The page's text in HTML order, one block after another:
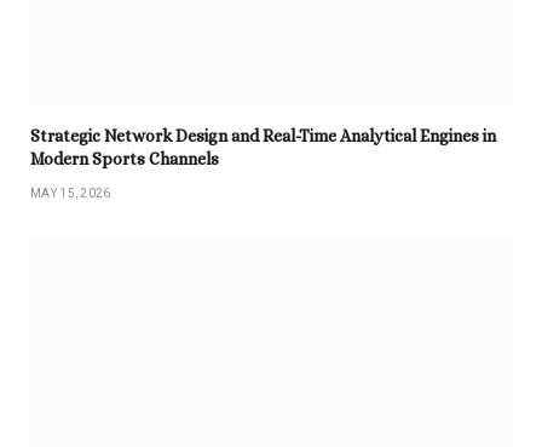
Strategic Network Design and Real-Time Analytical Engines in
Modern Sports Channels
MAY 15, 2026